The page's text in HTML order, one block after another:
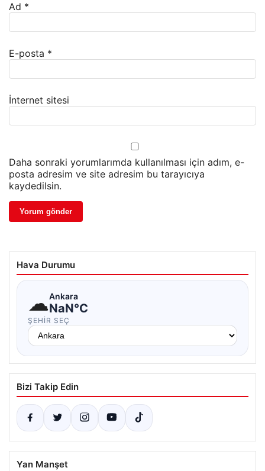
Ad *
E-posta *
İnternet sitesi
Daha sonraki yorumlarımda kullanılması için adım, e-
posta adresim ve site adresim bu tarayıcıya
kaydedilsin.
Hava Durumu
☁Ankara
NaN°C
ŞEHIR SEÇ
Bizi Takip Edin
Yan Manşet